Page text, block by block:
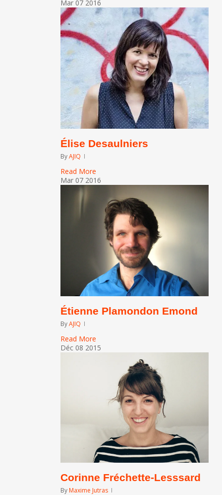
Mar 07 2016
Élise Desaulniers
ByAJIQ
Read More
Mar 07 2016
Étienne Plamondon Emond
ByAJIQ
Read More
Déc 08 2015
Corinne Fréchette-Lesssard
ByMaxime Jutras